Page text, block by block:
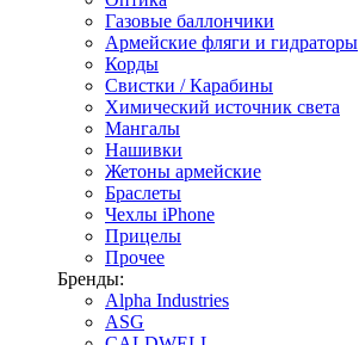
Газовые баллончики
Армейские фляги и гидраторы
Корды
Свистки / Карабины
Химический источник света
Мангалы
Нашивки
Жетоны армейские
Браслеты
Чехлы iPhone
Прицелы
Прочее
Бренды:
Alpha Industries
ASG